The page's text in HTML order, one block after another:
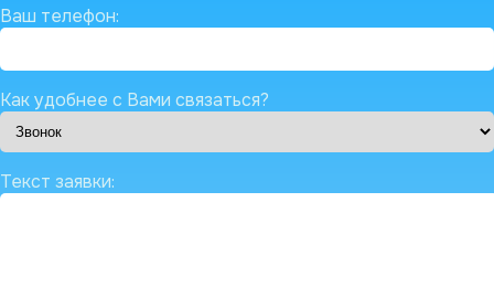
Ваш телефон:
Как удобнее с Вами связаться?
Текст заявки: